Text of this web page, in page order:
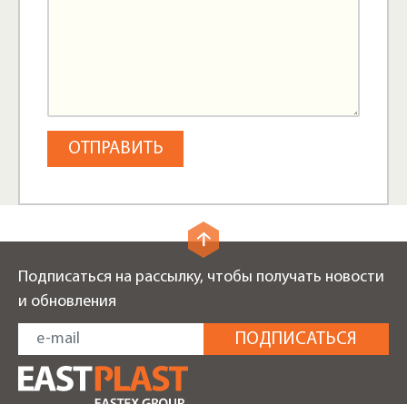
Подписаться на рассылку, чтобы получать новости
и обновления